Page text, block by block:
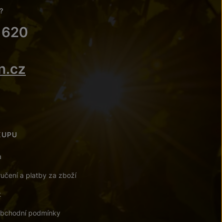
a platby za zboží
podmínky